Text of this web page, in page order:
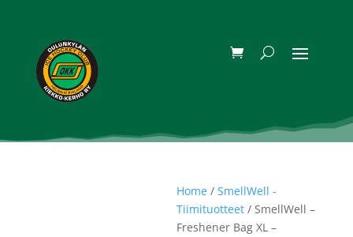
Home/ SmellWell -
Tiimituotteet/ SmellWell –
Freshener Bag XL –